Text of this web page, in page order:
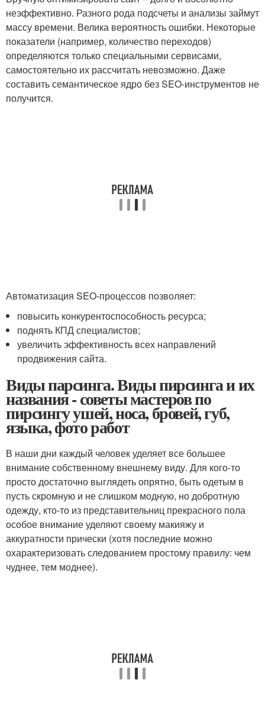
неэффективно. Разного рода подсчеты и анализы займут
массу времени. Велика вероятность ошибки. Некоторые
показатели (например, количество переходов)
определяются только специальными сервисами,
самостоятельно их рассчитать невозможно. Даже
составить семантическое ядро без SEO-инструментов не
получится.
Автоматизация SEO-процессов позволяет:
повысить конкурентоспособность ресурса;
поднять КПД специалистов;
увеличить эффективность всех направлений
продвижения сайта.
Виды парсинга. Виды пирсинга и их
названия - советы мастеров по
пирсингу ушей, носа, бровей, губ,
языка, фото работ
В наши дни каждый человек уделяет все большее
внимание собственному внешнему виду. Для кого-то
просто достаточно выглядеть опрятно, быть одетым в
пусть скромную и не слишком модную, но добротную
одежду, кто-то из представительниц прекрасного пола
особое внимание уделяют своему макияжу и
аккуратности прически (хотя последние можно
охарактеризовать следованием простому правилу: чем
чуднее, тем моднее).